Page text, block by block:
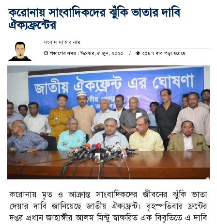
করোনায় সাংবাদিকদের ঝুঁকি ভাতার দাবি
ঐক্যফ্রন্টের
সংবাদ দাতার নাম
প্রকাশের সময় : শুক্রবার, ৫ জুন, ২০২০
২৫৮৭ বার পড়া হয়েছে
করোনায় মৃত ও আক্রান্ত সাংবাদিকদের জীবনের ঝুঁকি ভাতা
দেয়ার দাবি জানিয়েছে জাতীয় ঐক্যফ্রন্ট। বৃহস্পতিবার ফ্রন্টের
দপ্তর প্রধান জাহাঙ্গীর আলম মিন্টু স্বাক্ষরিত এক বিবৃতিতে এ দাবি